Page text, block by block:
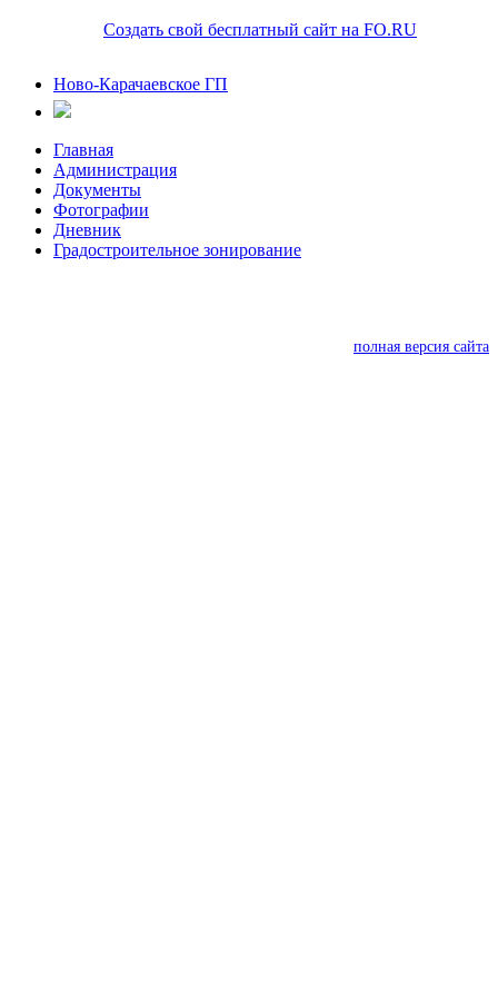
Создать свой бесплатный сайт на FO.RU
Ново-Карачаевское ГП
Главная
Администрация
Документы
Фотографии
Дневник
Градостроительное зонирование
полная версия сайта